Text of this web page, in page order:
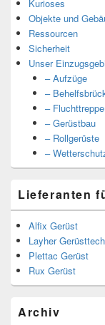
Kurioses
Objekte und
Ressourcen
Sicherheit
Unser
– Aufzüge
–
–
– Gerüstbau
– Rollgerüste
–
Lieferanten
Alfix Gerüst
Layher
Plettac Gerüst
Rux Gerüst
Archiv